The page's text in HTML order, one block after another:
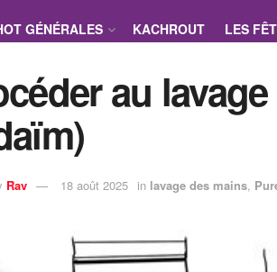
GÉNÉRALES KACHROUT LES
au
Rav 18 août 2025 in lavage des mains,